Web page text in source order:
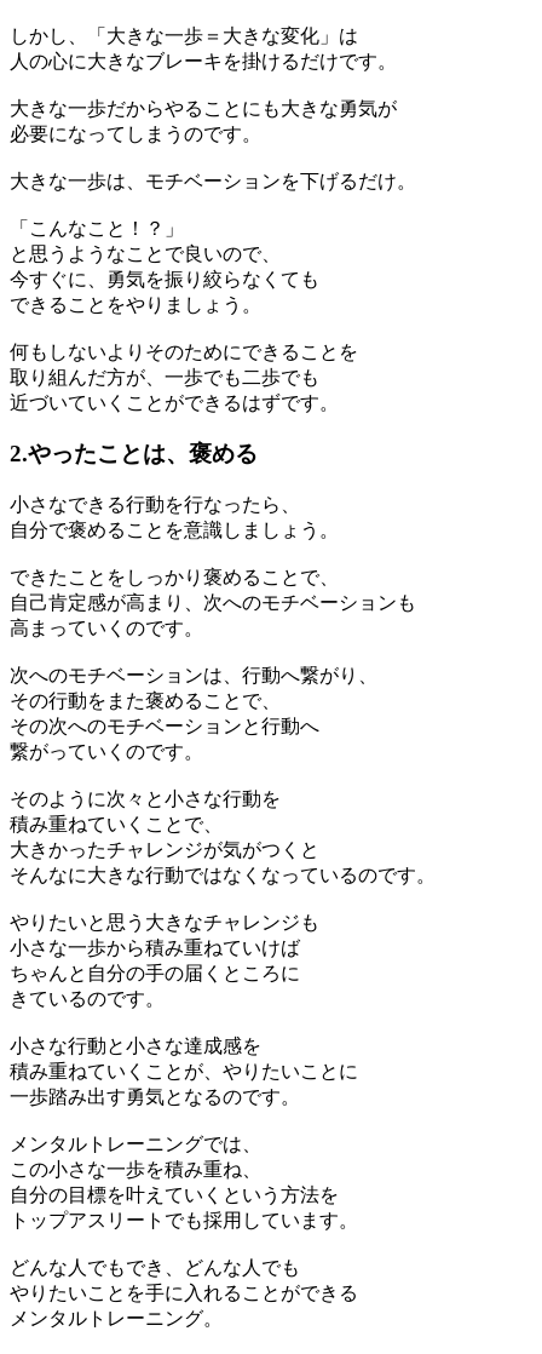
しかし、「大きな一歩＝大きな変化」は
人の心に大きなブレーキを掛けるだけです。
大きな一歩だからやることにも大きな勇気が
必要になってしまうのです。
大きな一歩は、モチベーションを下げるだけ。
「こんなこと！？」
と思うようなことで良いので、
今すぐに、勇気を振り絞らなくても
できることをやりましょう。
何もしないよりそのためにできることを
取り組んだ方が、一歩でも二歩でも
近づいていくことができるはずです。
2.やったことは、褒める
小さなできる行動を行なったら、
自分で褒めることを意識しましょう。
できたことをしっかり褒めることで、
自己肯定感が高まり、次へのモチベーションも
高まっていくのです。
次へのモチベーションは、行動へ繋がり、
その行動をまた褒めることで、
その次へのモチベーションと行動へ
繋がっていくのです。
そのように次々と小さな行動を
積み重ねていくことで、
大きかったチャレンジが気がつくと
そんなに大きな行動ではなくなっているのです。
やりたいと思う大きなチャレンジも
小さな一歩から積み重ねていけば
ちゃんと自分の手の届くところに
きているのです。
小さな行動と小さな達成感を
積み重ねていくことが、やりたいことに
一歩踏み出す勇気となるのです。
メンタルトレーニングでは、
この小さな一歩を積み重ね、
自分の目標を叶えていくという方法を
トップアスリートでも採用しています。
どんな人でもでき、どんな人でも
やりたいことを手に入れることができる
メンタルトレーニング。